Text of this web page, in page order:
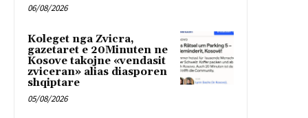
06/08/2026
Koleget nga Zvicra,
gazetaret e 20Minuten ne
Kosove takojne «vendasit
zviceran» alias diasporen
shqiptare
05/08/2026